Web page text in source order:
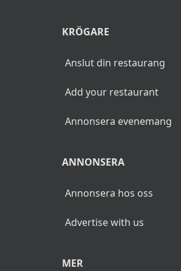
KRÖGARE
Anslut din restaurang
Add your restaurant
Annonsera evenemang
ANNONSERA
Annonsera hos oss
Advertise with us
MER